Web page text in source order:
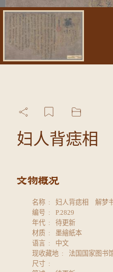
妇人背痣相
名称
妇人背痣相 解梦
编号
P.2829
年代
待更新
材质
墨繪紙本
语言
中文
现收藏地
法国国家图书
尺寸